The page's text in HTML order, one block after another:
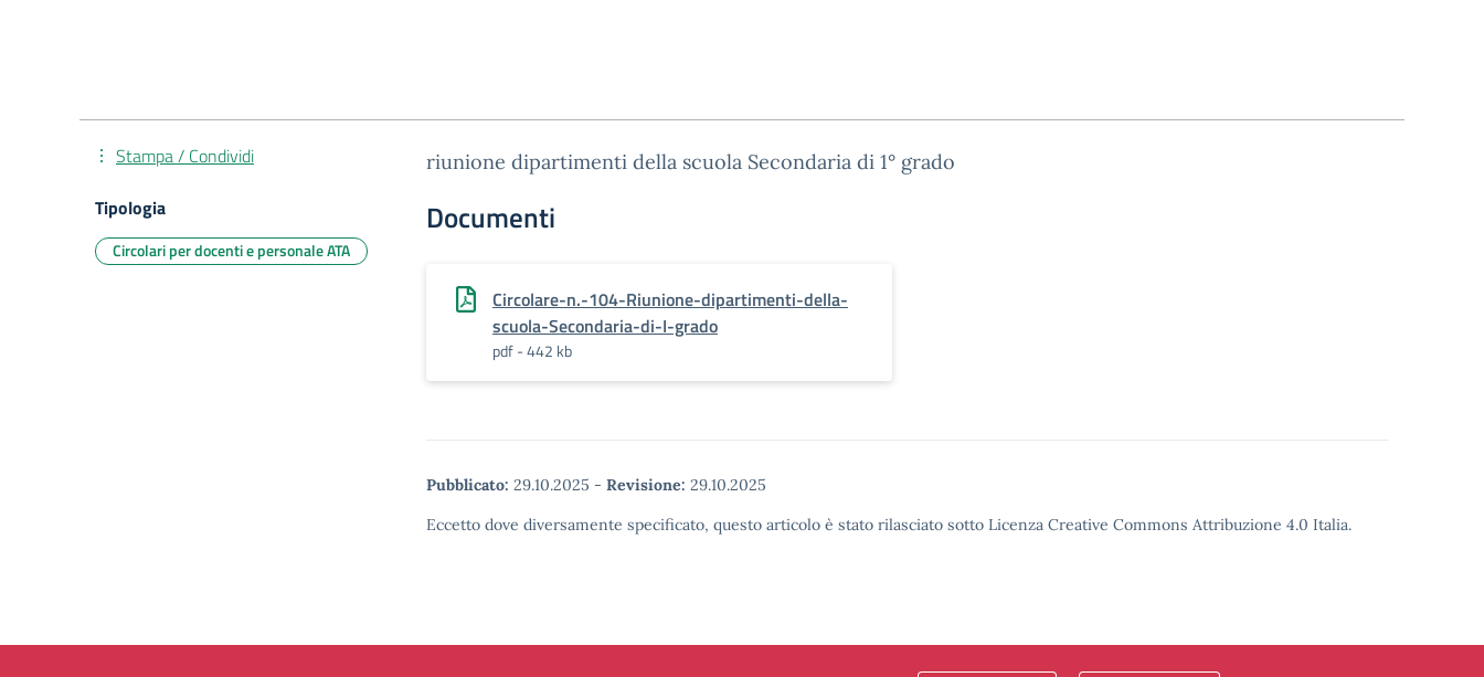
riunione dipartimenti della scuola Secondaria di 1° grado
Documenti
Circolare-n.-104-Riunione-dipartimenti-della-
scuola-Secondaria-di-I-grado
pdf - 442 kb
Pubblicato: 29.10.2025 - Revisione: 29.10.2025
Eccetto dove diversamente specificato, questo articolo è stato rilasciato sotto Licenza Creative Commons Attribuzione 4.0 Italia.
Stampa / Condividi
Tipologia
Circolari per docenti e personale ATA